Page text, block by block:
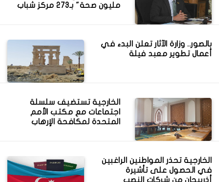
مليون صحة" بـ273 مركز شباب
بالصور.. وزارة الآثار تعلن البدء في
أعمال تطوير معبد فيلة
الخارجية تستضيف سلسلة
اجتماعات مع مكتب الأمم
المتحدة لمكافحة الإرهاب
الخارجية تحذر المواطنين الراغبين
في الحصول على تأشيرة
أذربيجان من شركات النصب